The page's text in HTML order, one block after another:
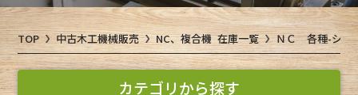
TOP 中古木工機械販売 NC、複合機 在庫一覧 ＮＣ 各種-シン
カテゴリから探す